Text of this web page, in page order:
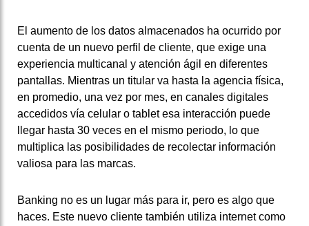
El aumento de los datos almacenados ha ocurrido por
cuenta de un nuevo perfil de cliente, que exige una
experiencia multicanal y atención ágil en diferentes
pantallas. Mientras un titular va hasta la agencia física,
en promedio, una vez por mes, en canales digitales
accedidos vía celular o tablet esa interacción puede
llegar hasta 30 veces en el mismo periodo, lo que
multiplica las posibilidades de recolectar información
valiosa para las marcas.
Banking no es un lugar más para ir, pero es algo que
haces. Este nuevo cliente también utiliza internet como